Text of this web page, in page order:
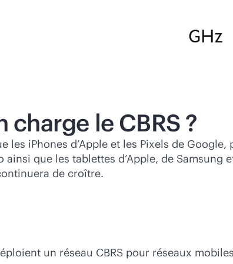
le CBRS ?
iPhones d’Apple et les Pixels de Google,
que les tablettes d’Apple, de Samsung
de croître.
un réseau CBRS pour réseaux